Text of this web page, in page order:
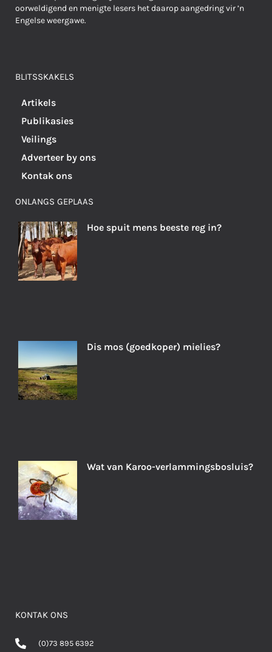
oorweldigend en menigte lesers het daarop aangedring vir ’n
Engelse weergawe.
BLITSSKAKELS
Artikels
Publikasies
Veilings
Adverteer by ons
Kontak ons
ONLANGS GEPLAAS
Hoe spuit mens beeste reg in?
Dis mos (goedkoper) mielies?
Wat van Karoo-verlammingsbosluis?
KONTAK ONS
(0)73 895 6392